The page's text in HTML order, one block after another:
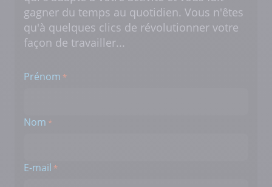
gagner du temps au quotidien. Vous n'êtes
qu'à quelques clics de révolutionner votre
façon de travailler...
Prénom *
Nom *
E-mail *